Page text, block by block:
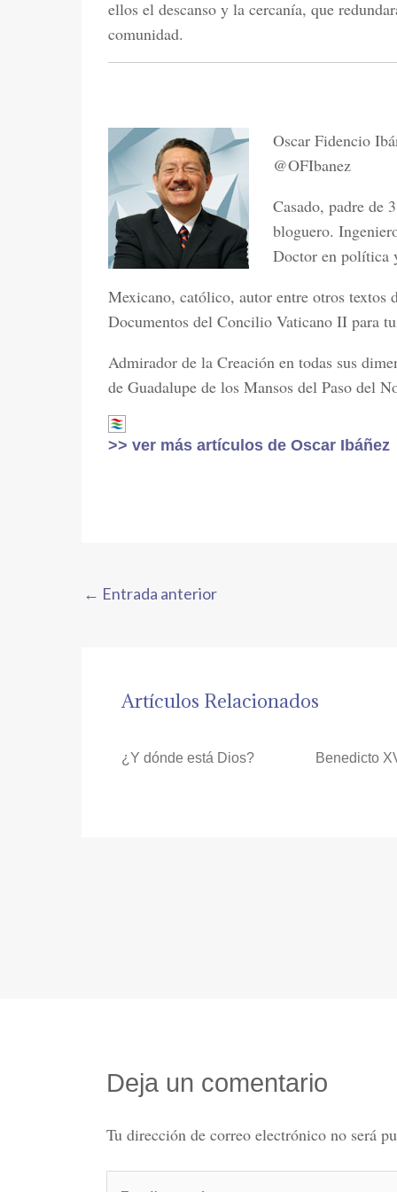
ellos el descanso y la cercanía, que
comunidad.
Oscar Fidencio
@OFIbanez
Casado, padre de
bloguero.
Doctor en política
Mexicano, católico, autor entre otros
Documentos del Concilio Vaticano II para
Admirador de la Creación en todas sus
de Guadalupe de los Mansos del Paso del
>> ver más artículos de Oscar Ibáñez
← Entrada anterior
Artículos Relacionados
¿Y dónde está Dios? Benedicto
Deja un comentario
Tu dirección de correo electrónico no será